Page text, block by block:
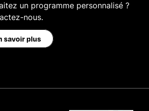
un programme personnalisé ?
nous.
savoir plus